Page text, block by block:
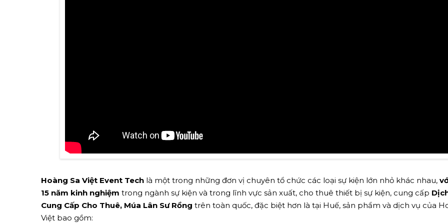
Hoàng Sa Việt Event Tech là một trong những đơn vị chuyên tổ chức các loại sự kiện lớn nhỏ khác nhau,
15 năm kinh nghiệm trong ngành sự kiện và trong lĩnh vực sản xuất, cho thuê thiết bị sự kiện, cung cấp
Cung Cấp Cho Thuê, Múa Lân Sư Rồng trên toàn quốc, đặc biệt hơn là tại Huế, sản phẩm và dịch vụ của
Việt bao gồm: